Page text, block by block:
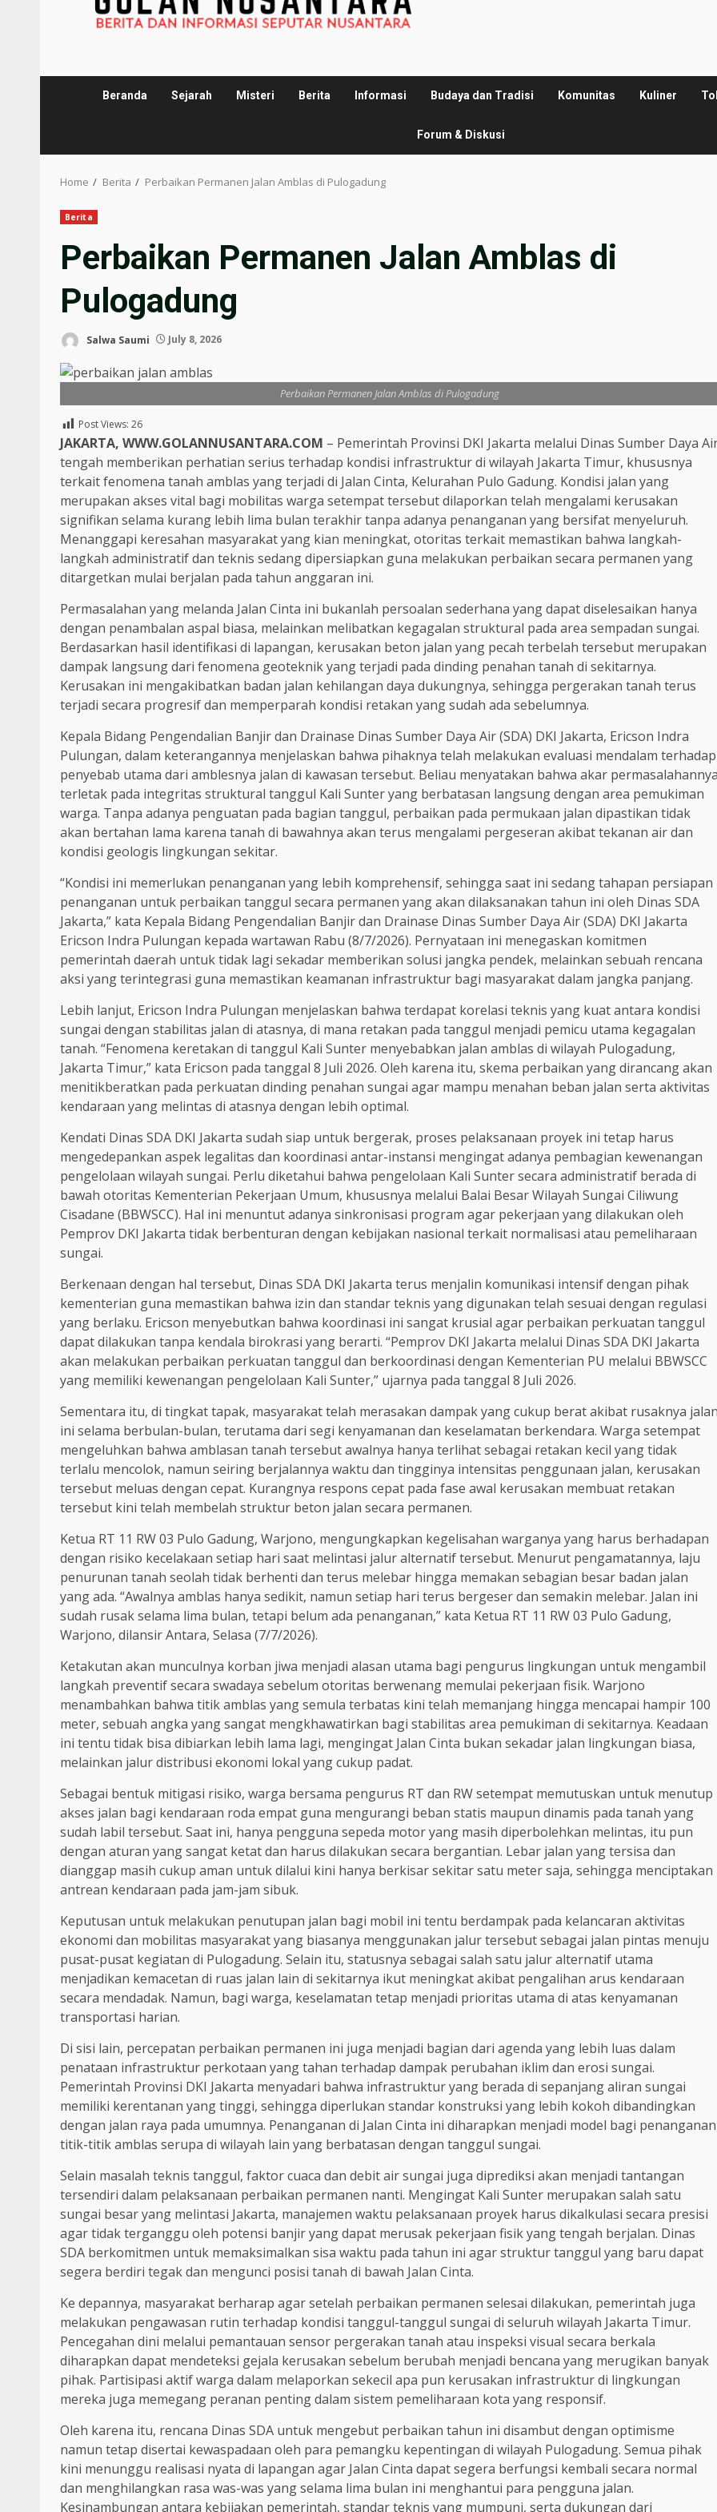
Beranda Sejarah Misteri Berita Informasi Budaya dan Tradisi Komunitas Kuliner
Forum & Diskusi
Home Berita Perbaikan Permanen Jalan Amblas di Pulogadung
Berita
Perbaikan Permanen Jalan Amblas di
Pulogadung
Salwa Saumi July 8, 2026
Perbaikan Permanen Jalan Amblas di Pulogadung
Post Views: 26
JAKARTA, WWW.GOLANNUSANTARA.COM – Pemerintah Provinsi DKI Jakarta melalui Dinas Sumber Daya
tengah memberikan perhatian serius terhadap kondisi infrastruktur di wilayah Jakarta Timur, khususnya
terkait fenomena tanah amblas yang terjadi di Jalan Cinta, Kelurahan Pulo Gadung. Kondisi jalan yang
merupakan akses vital bagi mobilitas warga setempat tersebut dilaporkan telah mengalami kerusakan
signifikan selama kurang lebih lima bulan terakhir tanpa adanya penanganan yang bersifat menyeluruh.
Menanggapi keresahan masyarakat yang kian meningkat, otoritas terkait memastikan bahwa langkah-
langkah administratif dan teknis sedang dipersiapkan guna melakukan perbaikan secara permanen yang
ditargetkan mulai berjalan pada tahun anggaran ini.
Permasalahan yang melanda Jalan Cinta ini bukanlah persoalan sederhana yang dapat diselesaikan hanya
dengan penambalan aspal biasa, melainkan melibatkan kegagalan struktural pada area sempadan sungai.
Berdasarkan hasil identifikasi di lapangan, kerusakan beton jalan yang pecah terbelah tersebut merupakan
dampak langsung dari fenomena geoteknik yang terjadi pada dinding penahan tanah di sekitarnya.
Kerusakan ini mengakibatkan badan jalan kehilangan daya dukungnya, sehingga pergerakan tanah terus
terjadi secara progresif dan memperparah kondisi retakan yang sudah ada sebelumnya.
Kepala Bidang Pengendalian Banjir dan Drainase Dinas Sumber Daya Air (SDA) DKI Jakarta, Ericson Indra
Pulungan, dalam keterangannya menjelaskan bahwa pihaknya telah melakukan evaluasi mendalam terhadap
penyebab utama dari amblesnya jalan di kawasan tersebut. Beliau menyatakan bahwa akar
terletak pada integritas struktural tanggul Kali Sunter yang berbatasan langsung dengan area pemukiman
warga. Tanpa adanya penguatan pada bagian tanggul, perbaikan pada permukaan jalan dipastikan tidak
akan bertahan lama karena tanah di bawahnya akan terus mengalami pergeseran akibat tekanan air dan
kondisi geologis lingkungan sekitar.
“Kondisi ini memerlukan penanganan yang lebih komprehensif, sehingga saat ini sedang tahapan persiapan
penanganan untuk perbaikan tanggul secara permanen yang akan dilaksanakan tahun ini oleh Dinas SDA
Jakarta,” kata Kepala Bidang Pengendalian Banjir dan Drainase Dinas Sumber Daya Air (SDA) DKI Jakarta
Ericson Indra Pulungan kepada wartawan Rabu (8/7/2026). Pernyataan ini menegaskan komitmen
pemerintah daerah untuk tidak lagi sekadar memberikan solusi jangka pendek, melainkan sebuah rencana
aksi yang terintegrasi guna memastikan keamanan infrastruktur bagi masyarakat dalam jangka panjang.
Lebih lanjut, Ericson Indra Pulungan menjelaskan bahwa terdapat korelasi teknis yang kuat antara kondisi
sungai dengan stabilitas jalan di atasnya, di mana retakan pada tanggul menjadi pemicu utama kegagalan
tanah. “Fenomena keretakan di tanggul Kali Sunter menyebabkan jalan amblas di wilayah Pulogadung,
Jakarta Timur,” kata Ericson pada tanggal 8 Juli 2026. Oleh karena itu, skema perbaikan yang dirancang akan
menitikberatkan pada perkuatan dinding penahan sungai agar mampu menahan beban jalan serta aktivitas
kendaraan yang melintas di atasnya dengan lebih optimal.
Kendati Dinas SDA DKI Jakarta sudah siap untuk bergerak, proses pelaksanaan proyek ini tetap harus
mengedepankan aspek legalitas dan koordinasi antar-instansi mengingat adanya pembagian kewenangan
pengelolaan wilayah sungai. Perlu diketahui bahwa pengelolaan Kali Sunter secara administratif berada di
bawah otoritas Kementerian Pekerjaan Umum, khususnya melalui Balai Besar Wilayah Sungai Ciliwung
Cisadane (BBWSCC). Hal ini menuntut adanya sinkronisasi program agar pekerjaan yang dilakukan oleh
Pemprov DKI Jakarta tidak berbenturan dengan kebijakan nasional terkait normalisasi atau pemeliharaan
sungai.
Berkenaan dengan hal tersebut, Dinas SDA DKI Jakarta terus menjalin komunikasi intensif dengan pihak
kementerian guna memastikan bahwa izin dan standar teknis yang digunakan telah sesuai dengan regulasi
yang berlaku. Ericson menyebutkan bahwa koordinasi ini sangat krusial agar perbaikan perkuatan tanggul
dapat dilakukan tanpa kendala birokrasi yang berarti. “Pemprov DKI Jakarta melalui Dinas SDA DKI Jakarta
akan melakukan perbaikan perkuatan tanggul dan berkoordinasi dengan Kementerian PU melalui BBWSCC
yang memiliki kewenangan pengelolaan Kali Sunter,” ujarnya pada tanggal 8 Juli 2026.
Sementara itu, di tingkat tapak, masyarakat telah merasakan dampak yang cukup berat akibat rusaknya
ini selama berbulan-bulan, terutama dari segi kenyamanan dan keselamatan berkendara. Warga setempat
mengeluhkan bahwa amblasan tanah tersebut awalnya hanya terlihat sebagai retakan kecil yang tidak
terlalu mencolok, namun seiring berjalannya waktu dan tingginya intensitas penggunaan jalan, kerusakan
tersebut meluas dengan cepat. Kurangnya respons cepat pada fase awal kerusakan membuat retakan
tersebut kini telah membelah struktur beton jalan secara permanen.
Ketua RT 11 RW 03 Pulo Gadung, Warjono, mengungkapkan kegelisahan warganya yang harus berhadapan
dengan risiko kecelakaan setiap hari saat melintasi jalur alternatif tersebut. Menurut pengamatannya, laju
penurunan tanah seolah tidak berhenti dan terus melebar hingga memakan sebagian besar badan jalan
yang ada. “Awalnya amblas hanya sedikit, namun setiap hari terus bergeser dan semakin melebar. Jalan ini
sudah rusak selama lima bulan, tetapi belum ada penanganan,” kata Ketua RT 11 RW 03 Pulo Gadung,
Warjono, dilansir Antara, Selasa (7/7/2026).
Ketakutan akan munculnya korban jiwa menjadi alasan utama bagi pengurus lingkungan untuk mengambil
langkah preventif secara swadaya sebelum otoritas berwenang memulai pekerjaan fisik. Warjono
menambahkan bahwa titik amblas yang semula terbatas kini telah memanjang hingga mencapai hampir 100
meter, sebuah angka yang sangat mengkhawatirkan bagi stabilitas area pemukiman di sekitarnya. Keadaan
ini tentu tidak bisa dibiarkan lebih lama lagi, mengingat Jalan Cinta bukan sekadar jalan lingkungan biasa,
melainkan jalur distribusi ekonomi lokal yang cukup padat.
Sebagai bentuk mitigasi risiko, warga bersama pengurus RT dan RW setempat memutuskan untuk menutup
akses jalan bagi kendaraan roda empat guna mengurangi beban statis maupun dinamis pada tanah yang
sudah labil tersebut. Saat ini, hanya pengguna sepeda motor yang masih diperbolehkan melintas, itu pun
dengan aturan yang sangat ketat dan harus dilakukan secara bergantian. Lebar jalan yang tersisa dan
dianggap masih cukup aman untuk dilalui kini hanya berkisar sekitar satu meter saja, sehingga menciptakan
antrean kendaraan pada jam-jam sibuk.
Keputusan untuk melakukan penutupan jalan bagi mobil ini tentu berdampak pada kelancaran aktivitas
ekonomi dan mobilitas masyarakat yang biasanya menggunakan jalur tersebut sebagai jalan pintas menuju
pusat-pusat kegiatan di Pulogadung. Selain itu, statusnya sebagai salah satu jalur alternatif utama
menjadikan kemacetan di ruas jalan lain di sekitarnya ikut meningkat akibat pengalihan arus kendaraan
secara mendadak. Namun, bagi warga, keselamatan tetap menjadi prioritas utama di atas kenyamanan
transportasi harian.
Di sisi lain, percepatan perbaikan permanen ini juga menjadi bagian dari agenda yang lebih luas dalam
penataan infrastruktur perkotaan yang tahan terhadap dampak perubahan iklim dan erosi sungai.
Pemerintah Provinsi DKI Jakarta menyadari bahwa infrastruktur yang berada di sepanjang aliran sungai
memiliki kerentanan yang tinggi, sehingga diperlukan standar konstruksi yang lebih kokoh dibandingkan
dengan jalan raya pada umumnya. Penanganan di Jalan Cinta ini diharapkan menjadi model bagi penanganan
titik-titik amblas serupa di wilayah lain yang berbatasan dengan tanggul sungai.
Selain masalah teknis tanggul, faktor cuaca dan debit air sungai juga diprediksi akan menjadi tantangan
tersendiri dalam pelaksanaan perbaikan permanen nanti. Mengingat Kali Sunter merupakan salah satu
sungai besar yang melintasi Jakarta, manajemen waktu pelaksanaan proyek harus dikalkulasi secara presisi
agar tidak terganggu oleh potensi banjir yang dapat merusak pekerjaan fisik yang tengah berjalan. Dinas
SDA berkomitmen untuk memaksimalkan sisa waktu pada tahun ini agar struktur tanggul yang baru dapat
segera berdiri tegak dan mengunci posisi tanah di bawah Jalan Cinta.
Ke depannya, masyarakat berharap agar setelah perbaikan permanen selesai dilakukan, pemerintah juga
melakukan pengawasan rutin terhadap kondisi tanggul-tanggul sungai di seluruh wilayah Jakarta Timur.
Pencegahan dini melalui pemantauan sensor pergerakan tanah atau inspeksi visual secara berkala
diharapkan dapat mendeteksi gejala kerusakan sebelum berubah menjadi bencana yang merugikan banyak
pihak. Partisipasi aktif warga dalam melaporkan sekecil apa pun kerusakan infrastruktur di lingkungan
mereka juga memegang peranan penting dalam sistem pemeliharaan kota yang responsif.
Oleh karena itu, rencana Dinas SDA untuk mengebut perbaikan tahun ini disambut dengan optimisme
namun tetap disertai kewaspadaan oleh para pemangku kepentingan di wilayah Pulogadung. Semua pihak
kini menunggu realisasi nyata di lapangan agar Jalan Cinta dapat segera berfungsi kembali secara normal
dan menghilangkan rasa was-was yang selama lima bulan ini menghantui para pengguna jalan.
Kesinambungan antara kebijakan pemerintah, standar teknis yang mumpuni, serta dukungan dari